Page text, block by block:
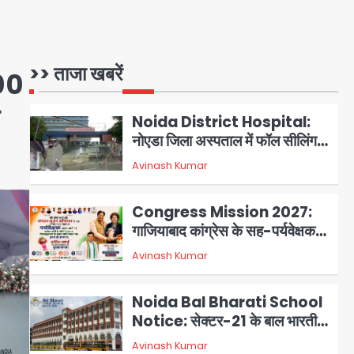
>> ताजा खबरें
2
Noida District Hospital:
नोएडा जिला अस्पताल में फॉल सीलिंग
गिरी, गायनो OT गैलरी में बड़ा हादसा
टला; मरीजों की सुरक्षा पर उठे सवाल
Avinash Kumar
3
Congress Mission 2027:
गाजियाबाद कांग्रेस के सह-पर्यवेक्षक
बने सतेन्द्र शर्मा, गौतमबुद्धनगर नेताओं
ने जताया आभार
Avinash Kumar
4
Noida Bal Bharati School
Notice: सेक्टर-21 के बाल भारती
स्कूल में बिना खिड़की-वेंटिलेशन
बेसमेंट में चल रही थी 8वीं की क्लास,
NCPCR की शिकायत पर भेजा
Avinash Kumar